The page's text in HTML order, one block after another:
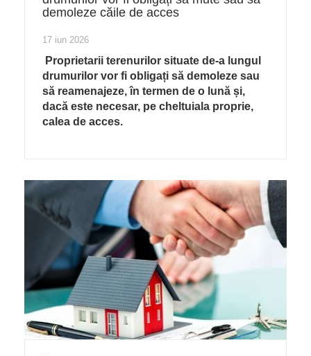
demoleze căile de acces
17 iun 2026
Proprietarii terenurilor situate de-a lungul
drumurilor vor fi obligați să demoleze sau
să reamenajeze, în termen de o lună și,
dacă este necesar, pe cheltuiala proprie,
calea de acces.